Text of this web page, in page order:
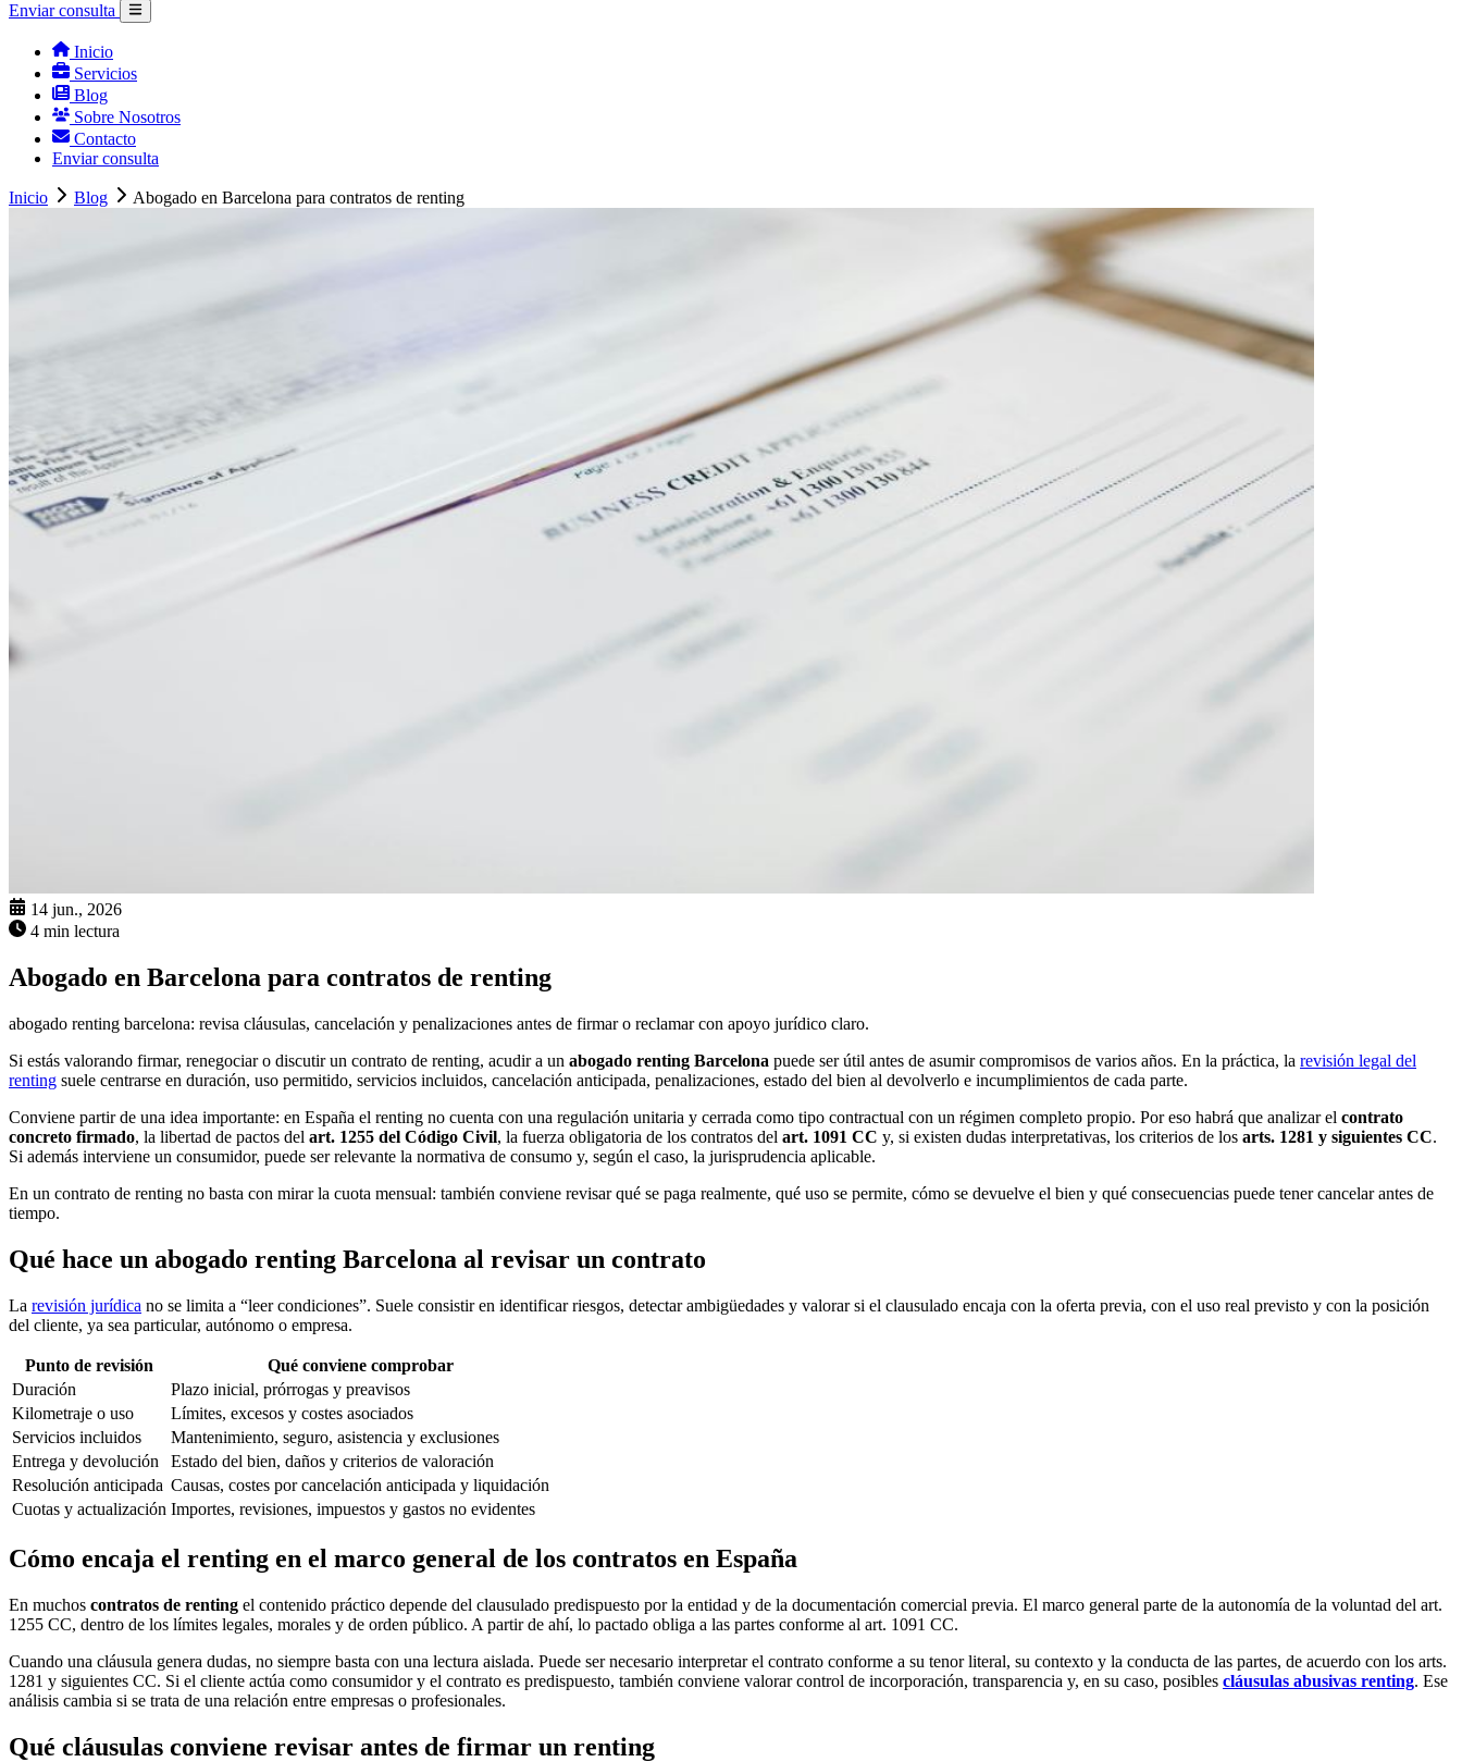
Enviar consulta
Inicio
Servicios
Blog
Sobre Nosotros
Contacto
Enviar consulta
Inicio Blog Abogado en Barcelona para contratos de renting
14 jun., 2026
4 min lectura
Abogado en Barcelona para contratos de renting
abogado renting barcelona: revisa cláusulas, cancelación y penalizaciones antes de firmar o reclamar con apoyo jurídico claro.
Si estás valorando firmar, renegociar o discutir un contrato de renting, acudir a un abogado renting Barcelona puede ser útil antes de asumir compromisos de varios años. En la práctica, la revisión legal del
renting suele centrarse en duración, uso permitido, servicios incluidos, cancelación anticipada, penalizaciones, estado del bien al devolverlo e incumplimientos de cada parte.
Conviene partir de una idea importante: en España el renting no cuenta con una regulación unitaria y cerrada como tipo contractual con un régimen completo propio. Por eso habrá que analizar el contrato
concreto firmado, la libertad de pactos del art. 1255 del Código Civil, la fuerza obligatoria de los contratos del art. 1091 CC y, si existen dudas interpretativas, los criterios de los arts. 1281 y siguientes CC.
Si además interviene un consumidor, puede ser relevante la normativa de consumo y, según el caso, la jurisprudencia aplicable.
En un contrato de renting no basta con mirar la cuota mensual: también conviene revisar qué se paga realmente, qué uso se permite, cómo se devuelve el bien y qué consecuencias puede tener cancelar antes de
tiempo.
Qué hace un abogado renting Barcelona al revisar un contrato
La revisión jurídica no se limita a “leer condiciones”. Suele consistir en identificar riesgos, detectar ambigüedades y valorar si el clausulado encaja con la oferta previa, con el uso real previsto y con la posición
del cliente, ya sea particular, autónomo o empresa.
Punto de revisión
Qué conviene comprobar
Duración
Plazo inicial, prórrogas y preavisos
Kilometraje o uso
Límites, excesos y costes asociados
Servicios incluidos
Mantenimiento, seguro, asistencia y exclusiones
Entrega y devolución
Estado del bien, daños y criterios de valoración
Resolución anticipada Causas, costes por cancelación anticipada y liquidación
Cuotas y actualización Importes, revisiones, impuestos y gastos no evidentes
Cómo encaja el renting en el marco general de los contratos en España
En muchos contratos de renting el contenido práctico depende del clausulado predispuesto por la entidad y de la documentación comercial previa. El marco general parte de la autonomía de la voluntad del art.
1255 CC, dentro de los límites legales, morales y de orden público. A partir de ahí, lo pactado obliga a las partes conforme al art. 1091 CC.
Cuando una cláusula genera dudas, no siempre basta con una lectura aislada. Puede ser necesario interpretar el contrato conforme a su tenor literal, su contexto y la conducta de las partes, de acuerdo con los arts.
1281 y siguientes CC. Si el cliente actúa como consumidor y el contrato es predispuesto, también conviene valorar control de incorporación, transparencia y, en su caso, posibles cláusulas abusivas renting. Ese
análisis cambia si se trata de una relación entre empresas o profesionales.
Qué cláusulas conviene revisar antes de firmar un renting